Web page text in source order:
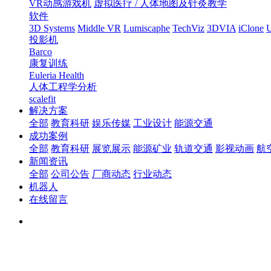
VR动感游戏机 虚拟医疗 / 人体地图及针灸教学
软件
3D Systems Middle VR Lumiscaphe TechViz 3DVIA iClone
投影机
Barco
康复训练
Euleria Health
人体工程学分析
scalefit
解决方案
全部 教育科研 娱乐传媒 工业设计 能源交通
成功案例
全部 教育科研 展览展示 能源矿业 轨道交通 影视动画 航
新闻资讯
全部 公司公告 厂商动态 行业动态
机器人
在线留言